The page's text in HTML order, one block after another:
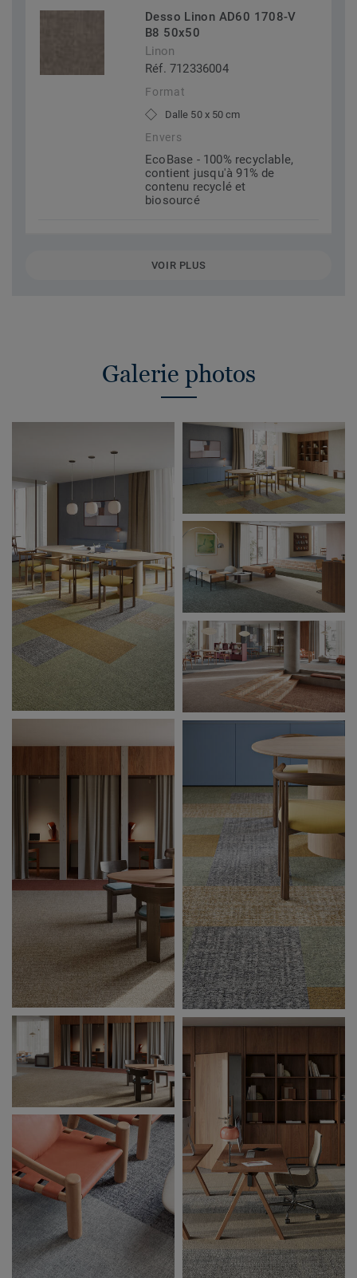
Desso Linon AD60 1708-V
B8 50x50
Linon
Réf. 712336004
Format
Dalle 50 x 50 cm
Envers
EcoBase - 100% recyclable,
contient jusqu'à 91% de
contenu recyclé et
biosourcé
VOIR PLUS
Galerie photos